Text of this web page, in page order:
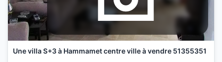
Une villa S+3 à Hammamet centre ville à vendre 51355351